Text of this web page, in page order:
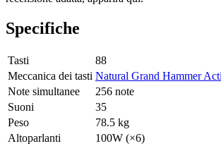
Specifiche
Tasti
88
Meccanica dei tasti Natural Grand Hammer
Note simultanee
256 note
Suoni
35
Peso
78.5 kg
Altoparlanti
100W (×6)